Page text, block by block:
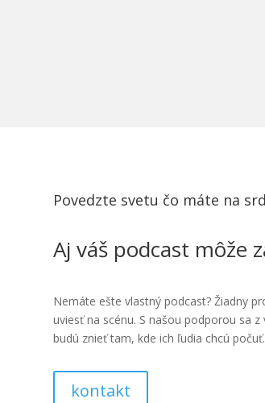
Povedzte svetu čo máte na
Aj váš podcast môže
Nemáte ešte vlastný podcast? Žiadny
uviesť na scénu. S našou podporou sa
budú znieť tam, kde ich ľudia chcú počuť.
kontakt